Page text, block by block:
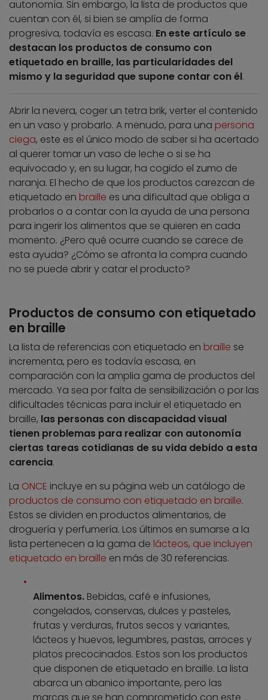
autonomía. Sin embargo, la lista de productos que
cuentan con él, si bien se amplía de forma
progresiva, todavía es escasa. En este artículo se
destacan los productos de consumo con
etiquetado en braille, las particularidades del
mismo y la seguridad que supone contar con él.
Abrir la nevera, coger un tetra brik, verter el contenido
en un vaso y probarlo. A menudo, para una persona
ciega, este es el único modo de saber si ha acertado
al querer tomar un vaso de leche o si se ha
equivocado y, en su lugar, ha cogido el zumo de
naranja. El hecho de que los productos carezcan de
etiquetado en braille es una dificultad que obliga a
probarlos o a contar con la ayuda de una persona
para ingerir los alimentos que se quieren en cada
momento. ¿Pero qué ocurre cuando se carece de
esta ayuda? ¿Cómo se afronta la compra cuando
no se puede abrir y catar el producto?
Productos de consumo con etiquetado
en braille
La lista de referencias con etiquetado en braille se
incrementa, pero es todavía escasa, en
comparación con la amplia gama de productos del
mercado. Ya sea por falta de sensibilización o por las
dificultades técnicas para incluir el etiquetado en
braille, las personas con discapacidad visual
tienen problemas para realizar con autonomía
ciertas tareas cotidianas de su vida debido a esta
carencia.
La ONCE incluye en su página web un catálogo de
productos de consumo con etiquetado en braille.
Estos se dividen en productos alimentarios, de
droguería y perfumería. Los últimos en sumarse a la
lista pertenecen a la gama de lácteos, que incluyen
etiquetado en braille en más de 30 referencias.
Alimentos. Bebidas, café e infusiones,
congelados, conservas, dulces y pasteles,
frutas y verduras, frutos secos y variantes,
lácteos y huevos, legumbres, pastas, arroces y
platos precocinados. Estos son los productos
que disponen de etiquetado en braille. La lista
abarca un abanico importante, pero las